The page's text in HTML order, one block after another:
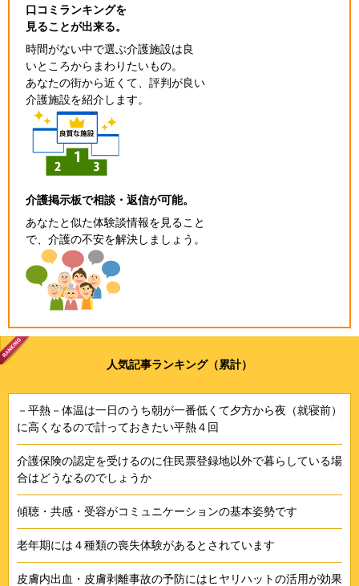
口コミランキングを
見ることが出来る。
時間がない中で選ぶ介護施設は良
いところからまわりたいもの。
あなたの街から近くて、評判が良い
介護施設を紹介します。
介護掲示板で相談・返信が可能。
あなたと似た体験談情報を見ること
で、介護の不安を解決しましょう。
人気記事ランキング（累計）
－平熱－体温は一日のうち朝が一番低くて夕方から夜（就寝前）
に高くなるので計っておきたい平熱４回
介護保険の認定を受けるのに住民票登録地以外で暮らしている場
合はどうなるのでしょうか
傾聴・共感・受容がコミュニケーションの基本姿勢です
老年期には４種類の喪失体験があるとされています
皮膚内出血・皮膚剥離事故の予防にはヒヤリハットの活用が効果